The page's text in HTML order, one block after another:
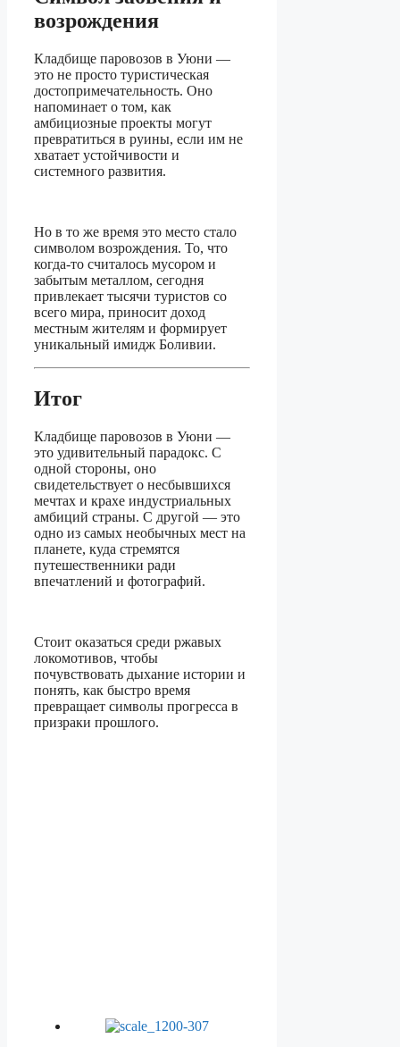
возрождения
Кладбище паровозов в Уюни —
это не просто туристическая
достопримечательность. Оно
напоминает о том, как
амбициозные проекты могут
превратиться в руины, если им не
хватает устойчивости и
системного развития.
Но в то же время это место стало
символом возрождения. То, что
когда-то считалось мусором и
забытым металлом, сегодня
привлекает тысячи туристов со
всего мира, приносит доход
местным жителям и формирует
уникальный имидж Боливии.
Итог
Кладбище паровозов в Уюни —
это удивительный парадокс. С
одной стороны, оно
свидетельствует о несбывшихся
мечтах и крахе индустриальных
амбиций страны. С другой — это
одно из самых необычных мест на
планете, куда стремятся
путешественники ради
впечатлений и фотографий.
Стоит оказаться среди ржавых
локомотивов, чтобы
почувствовать дыхание истории и
понять, как быстро время
превращает символы прогресса в
призраки прошлого.